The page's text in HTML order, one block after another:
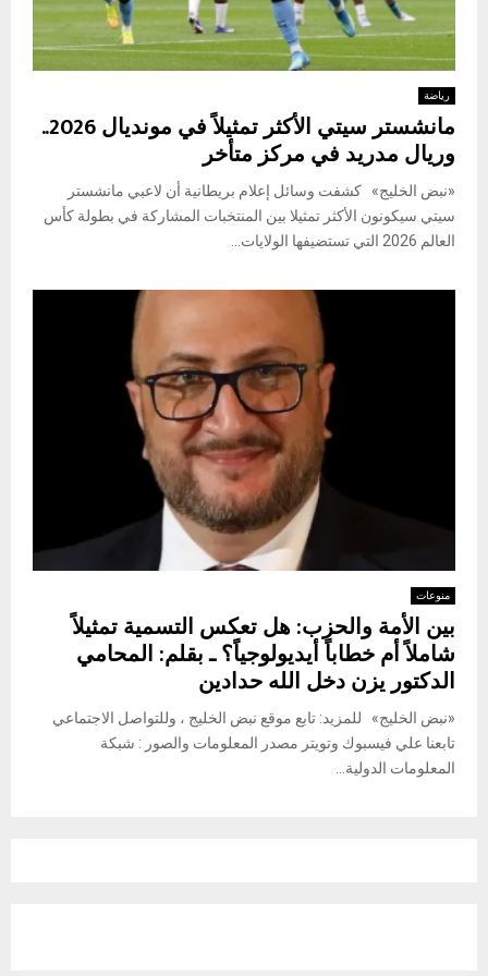
رياضة
مانشستر سيتي الأكثر تمثيلاً في مونديال 2026..
وريال مدريد في مركز متأخر
«نبض الخليج» كشفت وسائل إعلام بريطانية أن لاعبي مانشستر
سيتي سيكونون الأكثر تمثيلا بين المنتخبات المشاركة في بطولة كأس
العالم 2026 التي تستضيفها الولايات...
منوعات
بين الأمة والحزب: هل تعكس التسمية تمثيلاً
شاملاً أم خطاباً أيديولوجياً؟ ـ بقلم: المحامي
الدكتور يزن دخل الله حدادين
«نبض الخليج» للمزيد: تابع موقع نبض الخليج ، وللتواصل الاجتماعي
تابعنا علي فيسبوك وتويتر مصدر المعلومات والصور : شبكة
المعلومات الدولية...